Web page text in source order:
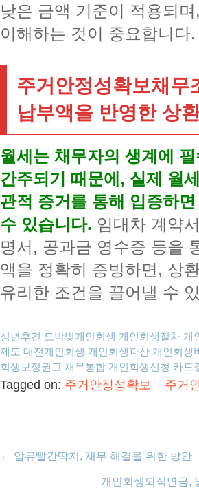
낮은 금액 기준이 적용되
이해하는 것이 중요합니다.
주거안정성확보채무
납부액을 반영한 상
월세는 채무자의 생계에
간주되기 때문에, 실제 월
관적 증거를 통해 입증하
수 있습니다. 임대차 계약
명서, 공과금 영수증 등을
액을 정확히 증빙하면, 상
유리한 조건을 끌어낼 수
성년후견 도박빚개인회생 개인회생절차 개
제도 대전개인회생 개인회생파산 개인회생
회생보정권고 채무통합 개인회생신청 카드
Tagged on: 주거안정성확보 주거
← 압류빨간딱지, 채무 해결을 위한 방안
개인회생퇴직연금,